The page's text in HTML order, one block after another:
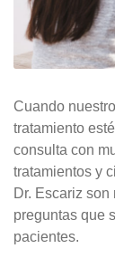
Cuando
tratamiento
consulta con
tratamientos y
Dr. Escariz
preguntas que
pacientes.